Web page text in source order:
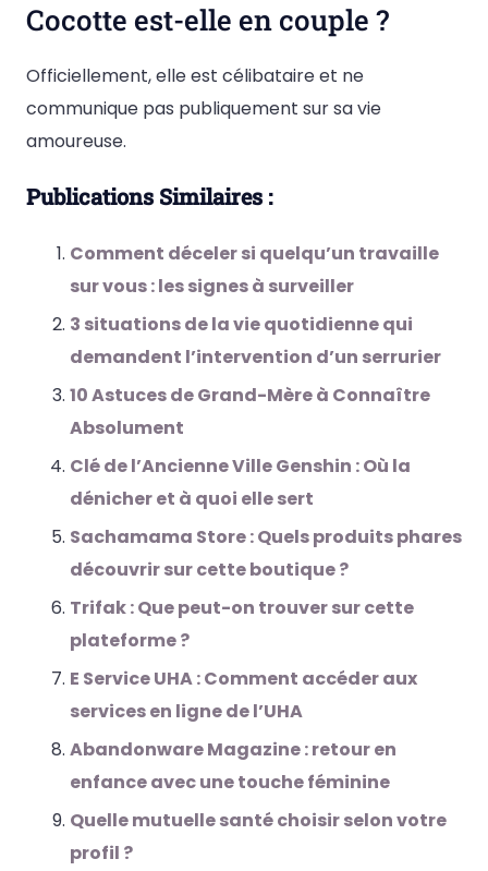
Cocotte est-elle en couple ?
Officiellement, elle est célibataire et ne
communique pas publiquement sur sa vie
amoureuse.
Publications Similaires :
Comment déceler si quelqu’un travaille
sur vous : les signes à surveiller
3 situations de la vie quotidienne qui
demandent l’intervention d’un serrurier
10 Astuces de Grand-Mère à Connaître
Absolument
Clé de l’Ancienne Ville Genshin : Où la
dénicher et à quoi elle sert
Sachamama Store : Quels produits phares
découvrir sur cette boutique ?
Trifak : Que peut-on trouver sur cette
plateforme ?
E Service UHA : Comment accéder aux
services en ligne de l’UHA
Abandonware Magazine : retour en
enfance avec une touche féminine
Quelle mutuelle santé choisir selon votre
profil ?